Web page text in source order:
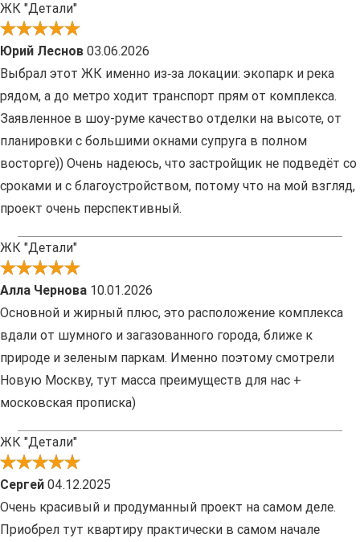
ЖК "Детали"
Юрий Леснов 03.06.2026
Выбрал этот ЖК именно из‑за локации: экопарк и река
рядом, а до метро ходит транспорт прям от комплекса.
Заявленное в шоу-руме качество отделки на высоте, от
планировки с большими окнами супруга в полном
восторге)) Очень надеюсь, что застройщик не подведёт со
сроками и с благоустройством, потому что на мой взгляд,
проект очень перспективный.
ЖК "Детали"
Алла Чернова 10.01.2026
Основной и жирный плюс, это расположение комплекса
вдали от шумного и загазованного города, ближе к
природе и зеленым паркам. Именно поэтому смотрели
Новую Москву, тут масса преимуществ для нас +
московская прописка)
ЖК "Детали"
Сергей 04.12.2025
Очень красивый и продуманный проект на самом деле.
Приобрел тут квартиру практически в самом начале